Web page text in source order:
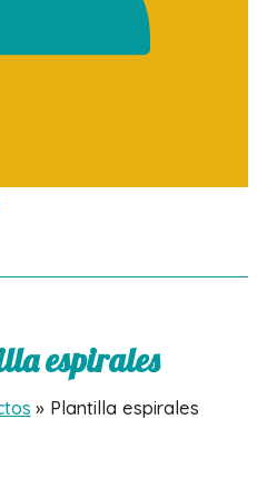
espirales
Plantilla espirales